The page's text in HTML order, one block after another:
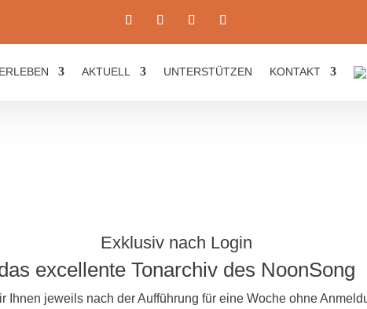
AKTUELL UNTERSTÜTZEN KONTAKT
Exklusiv nach Login
excellente Tonarchiv des NoonSong
Ihnen jeweils nach der Aufführung für eine Woche ohne